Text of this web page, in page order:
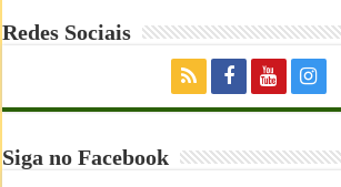
Redes Sociais
Siga no Facebook